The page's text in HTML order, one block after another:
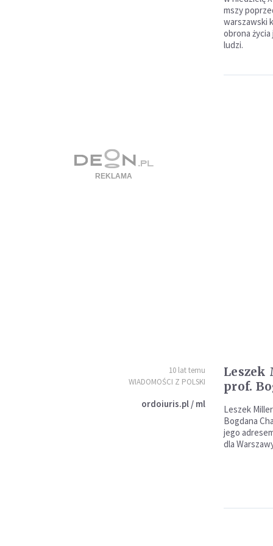
mszy
warszawski
obrona
ludzi.
10 lat temu
WIADOMOŚCI Z POLSKI
ordoiuris.pl / ml
Leszek
prof.
Leszek
Bogdana
jego
dla